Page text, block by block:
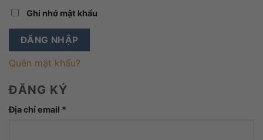
Ghi nhớ mật khẩu
ĐĂNG NHẬP
Quên mật khẩu?
ĐĂNG KÝ
Địa chỉ email *